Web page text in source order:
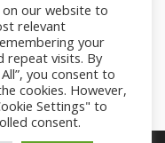
on our website to
relevant
your
repeat visits. By
you consent to
cookies. However,
Settings" to
consent.